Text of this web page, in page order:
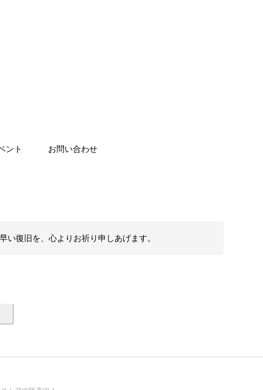
ント お問い合わせ
復旧を、心よりお祈り申しあげます。